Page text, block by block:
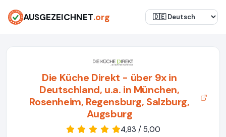
AUSGEZEICHNET.org
Die Küche Direkt - über 9x in
Deutschland, u.a. in München,
Rosenheim, Regensburg, Salzburg,
Augsburg
4,83 / 5,00